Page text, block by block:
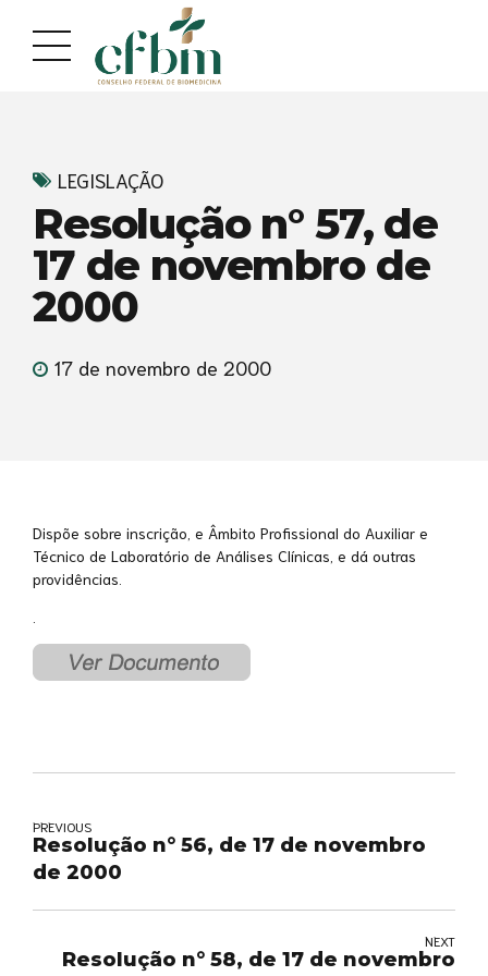
conteúdo
navegação
LEGISLAÇÃO
Resolução n° 57, de
17 de novembro de
2000
17 de novembro de 2000
Dispõe sobre inscrição, e Âmbito Profissional do Auxiliar e
Técnico de Laboratório de Análises Clínicas, e dá outras
providências.
PREVIOUS
Resolução n° 56, de 17 de novembro
de 2000
NEXT
Resolução n° 58, de 17 de novembro